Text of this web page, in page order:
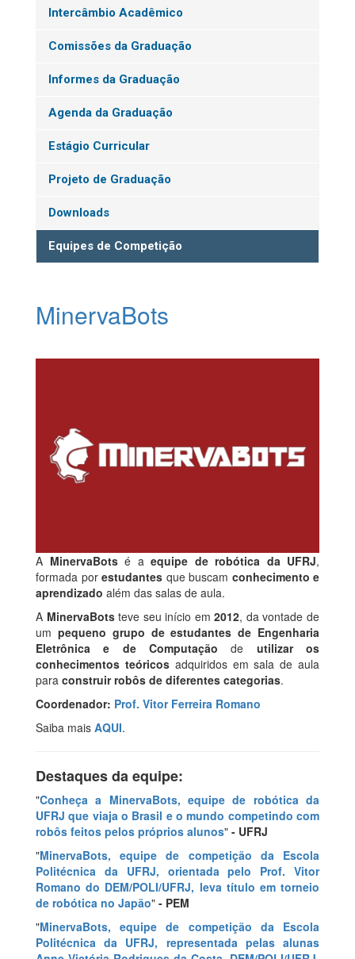
Intercâmbio Acadêmico
Comissões da Graduação
Informes da Graduação
Agenda da Graduação
Estágio Curricular
Projeto de Graduação
Downloads
Equipes de Competição
MinervaBots
A MinervaBotsé a equipe de robótica da UFRJ,
formada por estudantes que buscam conhecimento e
aprendizado além das salas de aula.
A MinervaBotsteve seu início em2012, da vontade de
um pequeno grupo de estudantes de Engenharia
Eletrônica e de Computação de utilizar os
conhecimentos teóricosadquiridos em sala de aula
para construir robôs de diferentes categorias.
Coordenador: Prof. Vitor Ferreira Romano
Saiba mais AQUI.
Destaques da equipe:
"Conheça a MinervaBots, equipe de robótica da
UFRJ que viaja o Brasil e o mundo competindo com
robôs feitos pelos próprios alunos" - UFRJ
"MinervaBots, equipe de competição da Escola
Politécnica da UFRJ, orientada pelo Prof. Vitor
Romano do DEM/POLI/UFRJ, leva título em torneio
de robótica no Japão" - PEM
"MinervaBots, equipe de competição da Escola
Politécnica da UFRJ, representada pelas alunas